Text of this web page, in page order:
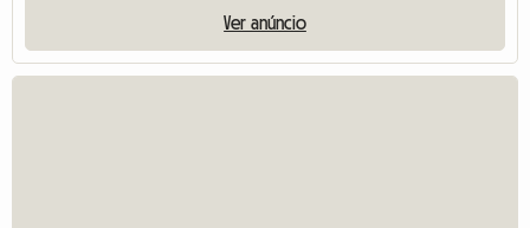
Ver anúncio